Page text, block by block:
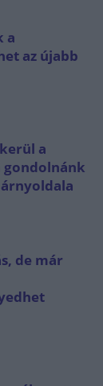
a
az újabb
a
gondolnánk
de már